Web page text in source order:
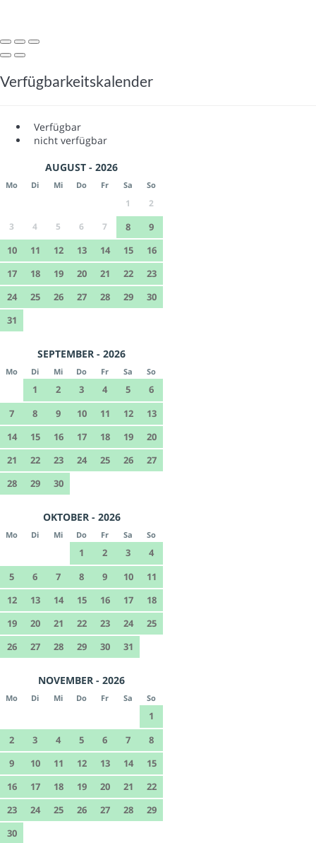
Verfügbarkeitskalender
Verfügbar
nicht verfügbar
AUGUST - 2026
Mo Di Mi Do Fr Sa So
1
2
3
4 5 6 7 8
9
10
11 12 13 14 15
16
17
18 19 20 21 22
23
24
25 26 27 28 29
30
31
SEPTEMBER - 2026
Mo Di Mi Do Fr Sa So
1 2 3 4 5
6
7
8 9 10 11 12
13
14
15 16 17 18 19
20
21
22 23 24 25 26
27
28
29 30
OKTOBER - 2026
Mo Di Mi Do Fr Sa So
1 2 3
4
5
6 7 8 9 10
11
12
13 14 15 16 17
18
19
20 21 22 23 24
25
26
27 28 29 30 31
NOVEMBER - 2026
Mo Di Mi Do Fr Sa So
1
2
3 4 5 6 7
8
9
10 11 12 13 14
15
16
17 18 19 20 21
22
23
24 25 26 27 28
29
30